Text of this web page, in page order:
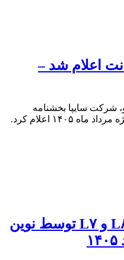
اعلام شد –
شرکت سایپا بخشنامه
۱۴۰۵ اعلام کرد.
فروش اقساطی لوکانو L۸ و L۷ توسط نوین